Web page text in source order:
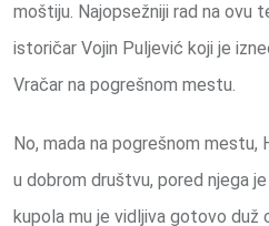
moštiju. Najopsežniji rad na ovu
istoričar Vojin Puljević koji je
Vračar na pogrešnom mestu.
No, mada na pogrešnom mestu,
u dobrom društvu, pored njega
kupola mu je vidljiva gotovo duž